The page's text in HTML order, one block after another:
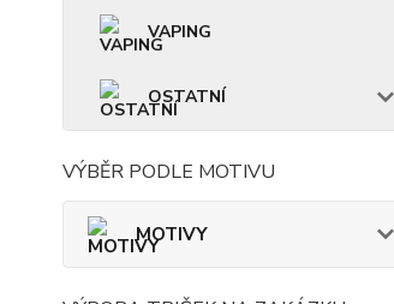
VAPING
OSTATNÍ
VÝBĚR PODLE MOTIVU
MOTIVY